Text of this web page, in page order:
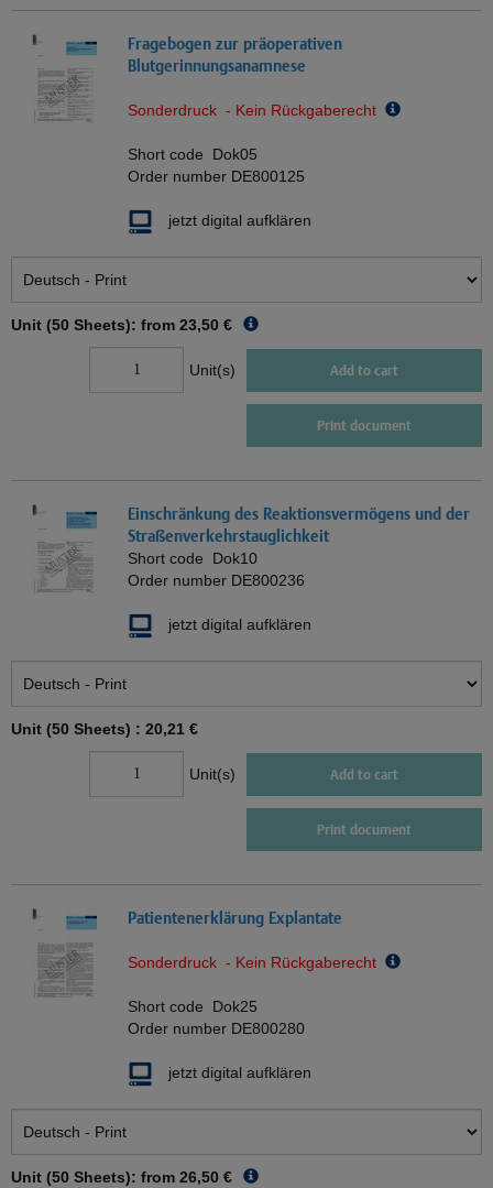
Fragebogen zur präoperativen
Blutgerinnungsanamnese
Sonderdruck - Kein Rückgaberecht
Short code Dok05
Order number DE800125
jetzt digital aufklären
Unit (50 Sheets): from 23,50 €
Unit(s) Add to cart
Print document
Einschränkung des Reaktionsvermögens und der
Straßenverkehrstauglichkeit
Short code Dok10
Order number DE800236
jetzt digital aufklären
Unit (50 Sheets) : 20,21 €
Unit(s) Add to cart
Print document
Patientenerklärung Explantate
Sonderdruck - Kein Rückgaberecht
Short code Dok25
Order number DE800280
jetzt digital aufklären
Unit (50 Sheets): from 26,50 €